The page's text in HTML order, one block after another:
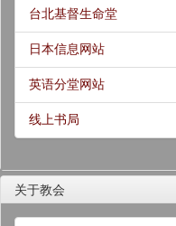
台北基督生命堂
日本信息网站
英语分堂网站
线上书局
关于教会